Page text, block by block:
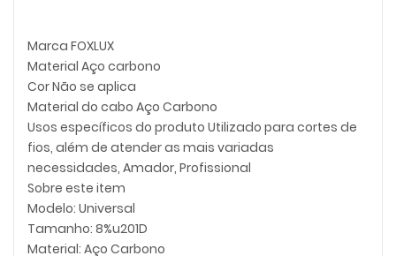
Marca FOXLUX
Material Aço carbono
Cor Não se aplica
Material do cabo Aço Carbono
Usos específicos do produto Utilizado para cortes de
fios, além de atender as mais variadas
necessidades, Amador, Profissional
Sobre este item
Modelo: Universal
Tamanho: 8%u201D
Material: Aço Carbono